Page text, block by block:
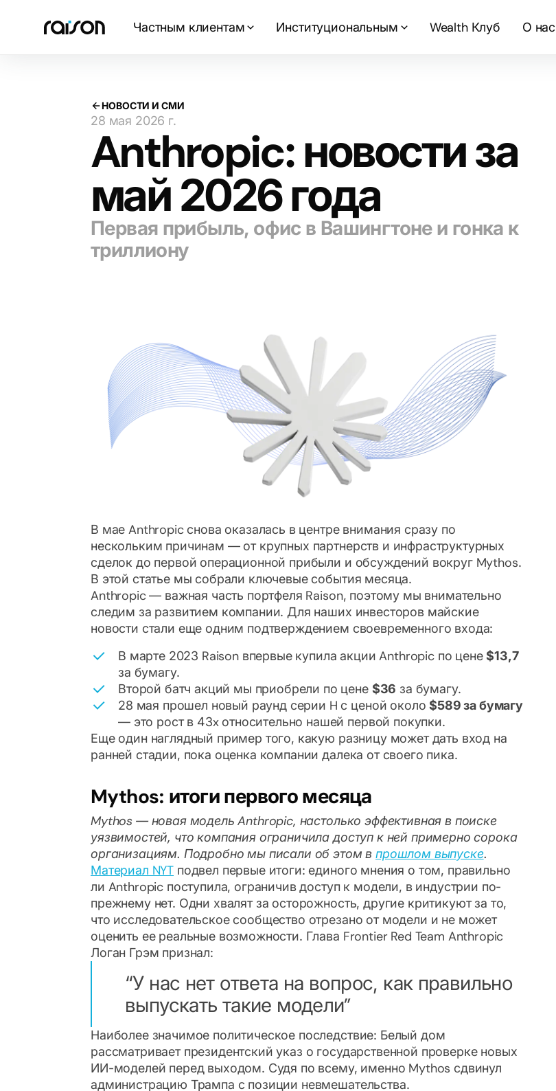
Частным клиентам Институциональным Wealth Клуб О нас
НОВОСТИ И СМИ
28 мая 2026 г.
Anthropic: новости за
май 2026 года
Первая прибыль, офис в Вашингтоне и гонка к
триллиону
В мае Anthropic снова оказалась в центре внимания сразу по
нескольким причинам — от крупных партнерств и инфраструктурных
сделок до первой операционной прибыли и обсуждений вокруг Mythos.
В этой статье мы собрали ключевые события месяца.
Anthropic — важная часть портфеля Raison, поэтому мы внимательно
следим за развитием компании. Для наших инвесторов майские
новости стали еще одним подтверждением своевременного входа:
В марте 2023 Raison впервые купила акции Anthropic по цене$13,7
за бумагу.
Второй батч акций мы приобрели по цене $36 за бумагу.
28 мая прошел новый раунд серии H с ценой около$589 за бумагу
— это рост в 43x относительно нашей первой покупки.
Еще один наглядный пример того, какую разницу может дать вход на
ранней стадии, пока оценка компании далека от своего пика.
Mythos: итоги первого месяца
Mythos — новая модель Anthropic, настолько эффективная в поиске
уязвимостей, что компания ограничила доступ к ней примерно сорока
организациям. Подробно мы писали об этом впрошлом выпуске.
Материал NYT подвел первые итоги: единого мнения о том, правильно
ли Anthropic поступила, ограничив доступ к модели, в индустрии по-
прежнему нет. Одни хвалят за осторожность, другие критикуют за то,
что исследовательское сообщество отрезано от модели и не может
оценить ее реальные возможности. Глава Frontier Red Team Anthropic
Логан Грэм признал:
У нас нет ответа на вопрос, как правильно
выпускать такие модели
Наиболее значимое политическое последствие: Белый дом
рассматривает президентский указ о государственной проверке новых
ИИ-моделей перед выходом. Судя по всему, именно Mythos сдвинул
администрацию Трампа с позиции невмешательства.